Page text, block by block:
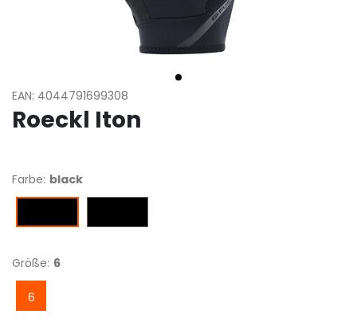
EAN: 4044791699308
Roeckl Iton
Farbe: black
Größe: 6
6